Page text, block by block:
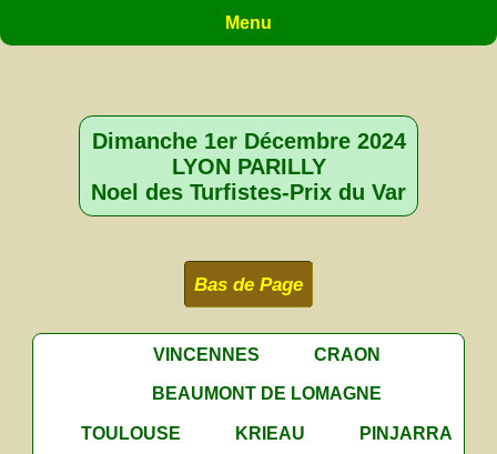
Menu
Dimanche 1er Décembre 2024
LYON PARILLY
Noel des Turfistes-Prix du Var
Bas de Page
VINCENNES
CRAON
BEAUMONT DE LOMAGNE
TOULOUSE
KRIEAU
PINJARRA